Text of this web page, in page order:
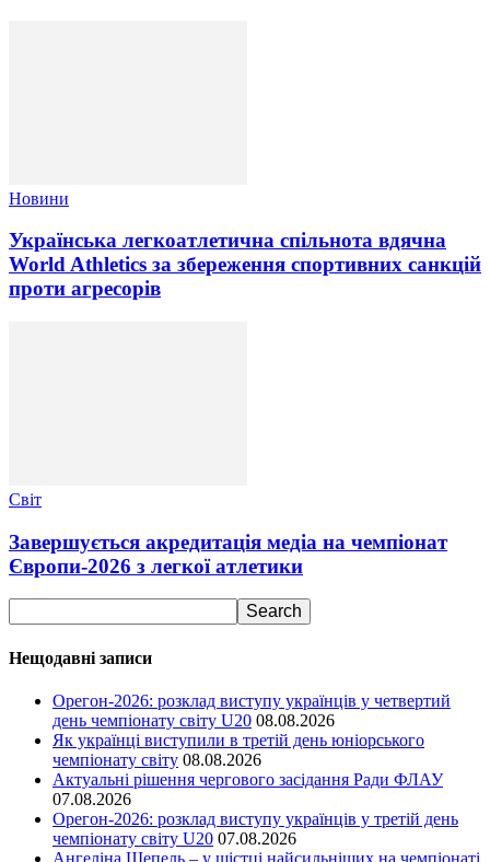
Новини
Українська легкоатлетична спільнота вдячна
World Athletics за збереження спортивних санкцій
проти агресорів
Світ
Завершується акредитація медіа на чемпіонат
Європи-2026 з легкої атлетики
Нещодавні записи
Орегон-2026: розклад виступу українців у четвертий
день чемпіонату світу U20 08.08.2026
Як українці виступили в третій день юніорського
чемпіонату світу 08.08.2026
Актуальні рішення чергового засідання Ради ФЛАУ
07.08.2026
Орегон-2026: розклад виступу українців у третій день
чемпіонату світу U20 07.08.2026
Ангеліна Шепель – у шістці найсильніших на чемпіонаті